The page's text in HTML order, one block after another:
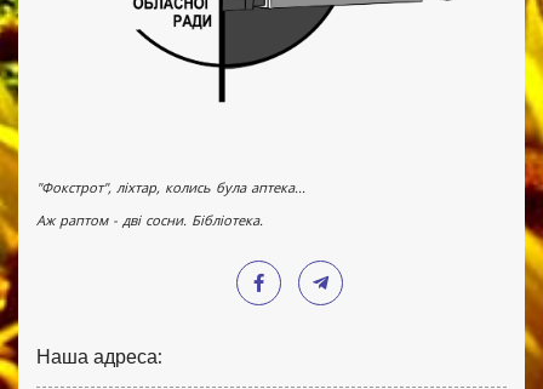
"Фокстрот", ліхтар, колись була аптека...
Аж раптом - дві сосни. Бібліотека.
Наша адреса: